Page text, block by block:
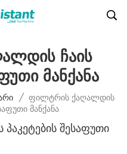
Ჩაის
Მანქანა
/ Ფილტრის Ქაღალდის
Მანქანა
Შესაფუთი